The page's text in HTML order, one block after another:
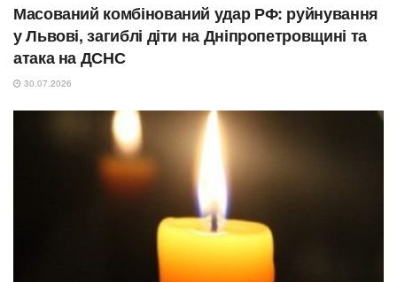
Масований комбінований удар РФ: руйнування
у Львові, загиблі діти на Дніпропетровщині та
атака на ДСНС
30.07.2026